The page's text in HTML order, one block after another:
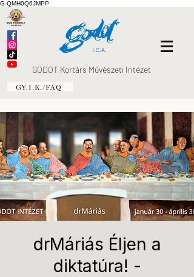
G-QMH0Q6JMPP
GODOT Kortárs Művészeti Intézet
GY.I.K./FAQ
drMáriás Éljen a
diktatúra! -